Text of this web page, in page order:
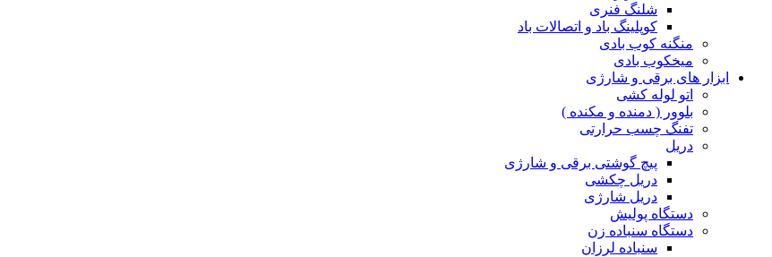
شلنگ فنری
کوپلینگ باد و اتصالات باد
منگنه کوب بادی
میخکوب بادی
ابزار های برقی و شارژی
اتو لوله کشی
بلوور ( دمنده و مکنده )
تفنگ چسب حرارتی
دریل
پیچ گوشتی برقی و شارژی
دریل چکشی
دریل شارژی
دستگاه پولیش
دستگاه سنباده زن
سنباده لرزان